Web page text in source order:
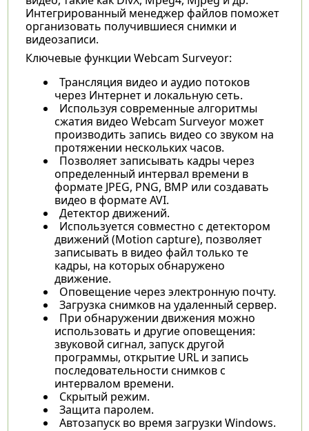
Интегрированный менеджер файлов поможет
организовать получившиеся снимки и
видеозаписи.
Ключевые функции Webcam Surveyor:
Трансляция видео и аудио потоков
через Интернет и локальную сеть.
Используя современные алгоритмы
сжатия видео Webcam Surveyor может
производить запись видео со звуком на
протяжении нескольких часов.
Позволяет записывать кадры через
определенный интервал времени в
формате JPEG, PNG, BMP или создавать
видео в формате AVI.
Детектор движений.
Используется совместно с детектором
движений (Motion capture), позволяет
записывать в видео файл только те
кадры, на которых обнаружено
движение.
Оповещение через электронную почту.
Загрузка снимков на удаленный сервер.
При обнаружении движения можно
использовать и другие оповещения:
звуковой сигнал, запуск другой
программы, открытие URL и запись
последовательности снимков с
интервалом времени.
Скрытый режим.
Защита паролем.
Автозапуск во время загрузки Windows.